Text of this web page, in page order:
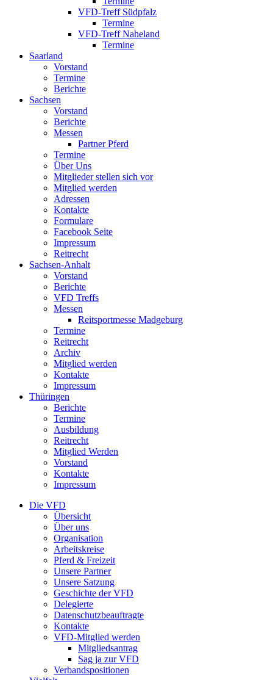
VFD-Treff Südpfalz
Termine
VFD-Treff Naheland
Termine
Saarland
Vorstand
Termine
Berichte
Sachsen
Vorstand
Berichte
Messen
Partner Pferd
Termine
Über Uns
Mitglieder stellen sich vor
Mitglied werden
Adressen
Kontakte
Formulare
Facebook Seite
Impressum
Reitrecht
Sachsen-Anhalt
Vorstand
Berichte
VFD Treffs
Messen
Reitsportmesse Madgeburg
Termine
Reitrecht
Archiv
Mitglied werden
Kontakte
Impressum
Thüringen
Berichte
Termine
Ausbildung
Reitrecht
Mitglied Werden
Vorstand
Kontakte
Impressum
Die VFD
Übersicht
Über uns
Organisation
Arbeitskreise
Pferd & Freizeit
Unsere Partner
Unsere Satzung
Geschichte der VFD
Delegierte
Datenschutzbeauftragte
Kontakte
VFD-Mitglied werden
Mitgliedsantrag
Sag ja zur VFD
Verbandspositionen